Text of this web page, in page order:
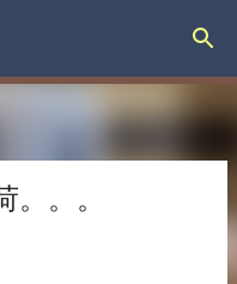
テンツに移動
。。